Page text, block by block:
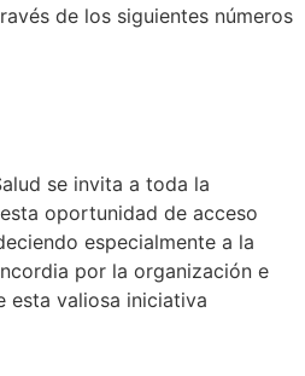
de los siguientes números
se invita a toda la
oportunidad de acceso
especialmente a la
por la organización e
esta valiosa iniciativa